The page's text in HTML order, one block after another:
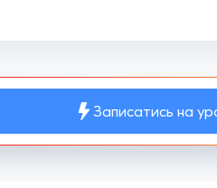
Записатись на